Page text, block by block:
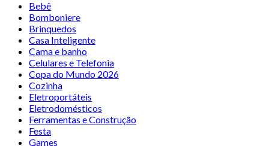
Bebê
Bomboniere
Brinquedos
Casa Inteligente
Cama e banho
Celulares e Telefonia
Copa do Mundo 2026
Cozinha
Eletroportáteis
Eletrodomésticos
Ferramentas e Construção
Festa
Games